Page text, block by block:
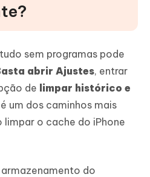
sem programas pode
abrir Ajustes, entrar
de limpar histórico e
é um dos caminhos mais
o cache do iPhone
do